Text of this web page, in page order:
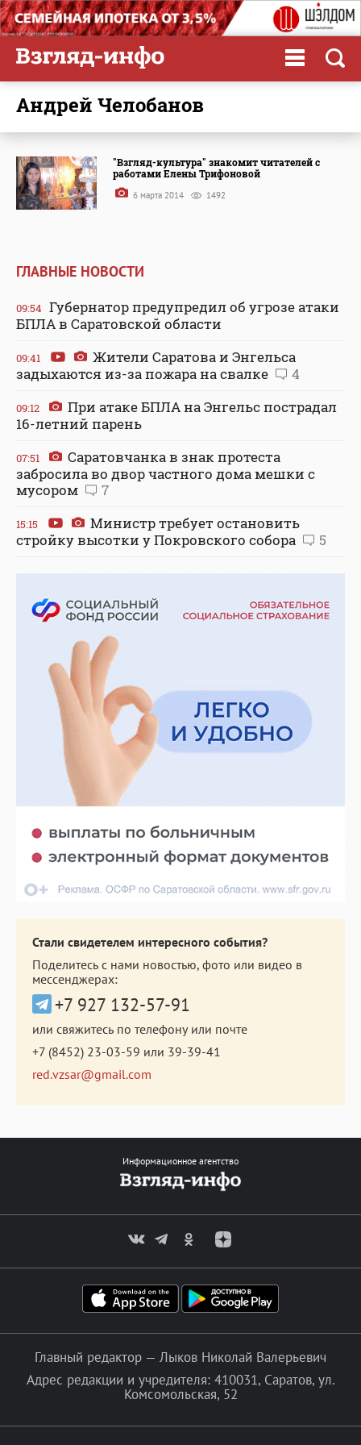
Андрей Челобанов
"Взгляд-культура" знакомит читателей с
работами Елены Трифоновой
6 марта 2014 1492
ГЛАВНЫЕ НОВОСТИ
09:54 Губернатор предупредил об угрозе атаки
БПЛА в Саратовской области
09:41
Жители Саратова и Энгельса
задыхаются из-за пожара на свалке
4
09:12
При атаке БПЛА на Энгельс пострадал
16-летний парень
07:51
Саратовчанка в знак протеста
забросила во двор частного дома мешки с
мусором
7
15:15
Министр требует остановить
стройку высотки у Покровского собора
5
Стали свидетелем интересного события?
Поделитесь с нами новостью, фото или видео в
мессенджерах:
+7 927 132-57-91
или свяжитесь по телефону или почте
+7 (8452) 23-03-59 или 39-39-41
red.vzsar@gmail.com
Информационное агентство
Главный редактор — Лыков Николай Валерьевич
Адрес редакции и учредителя: 410031, Саратов, ул.
Комсомольская, 52